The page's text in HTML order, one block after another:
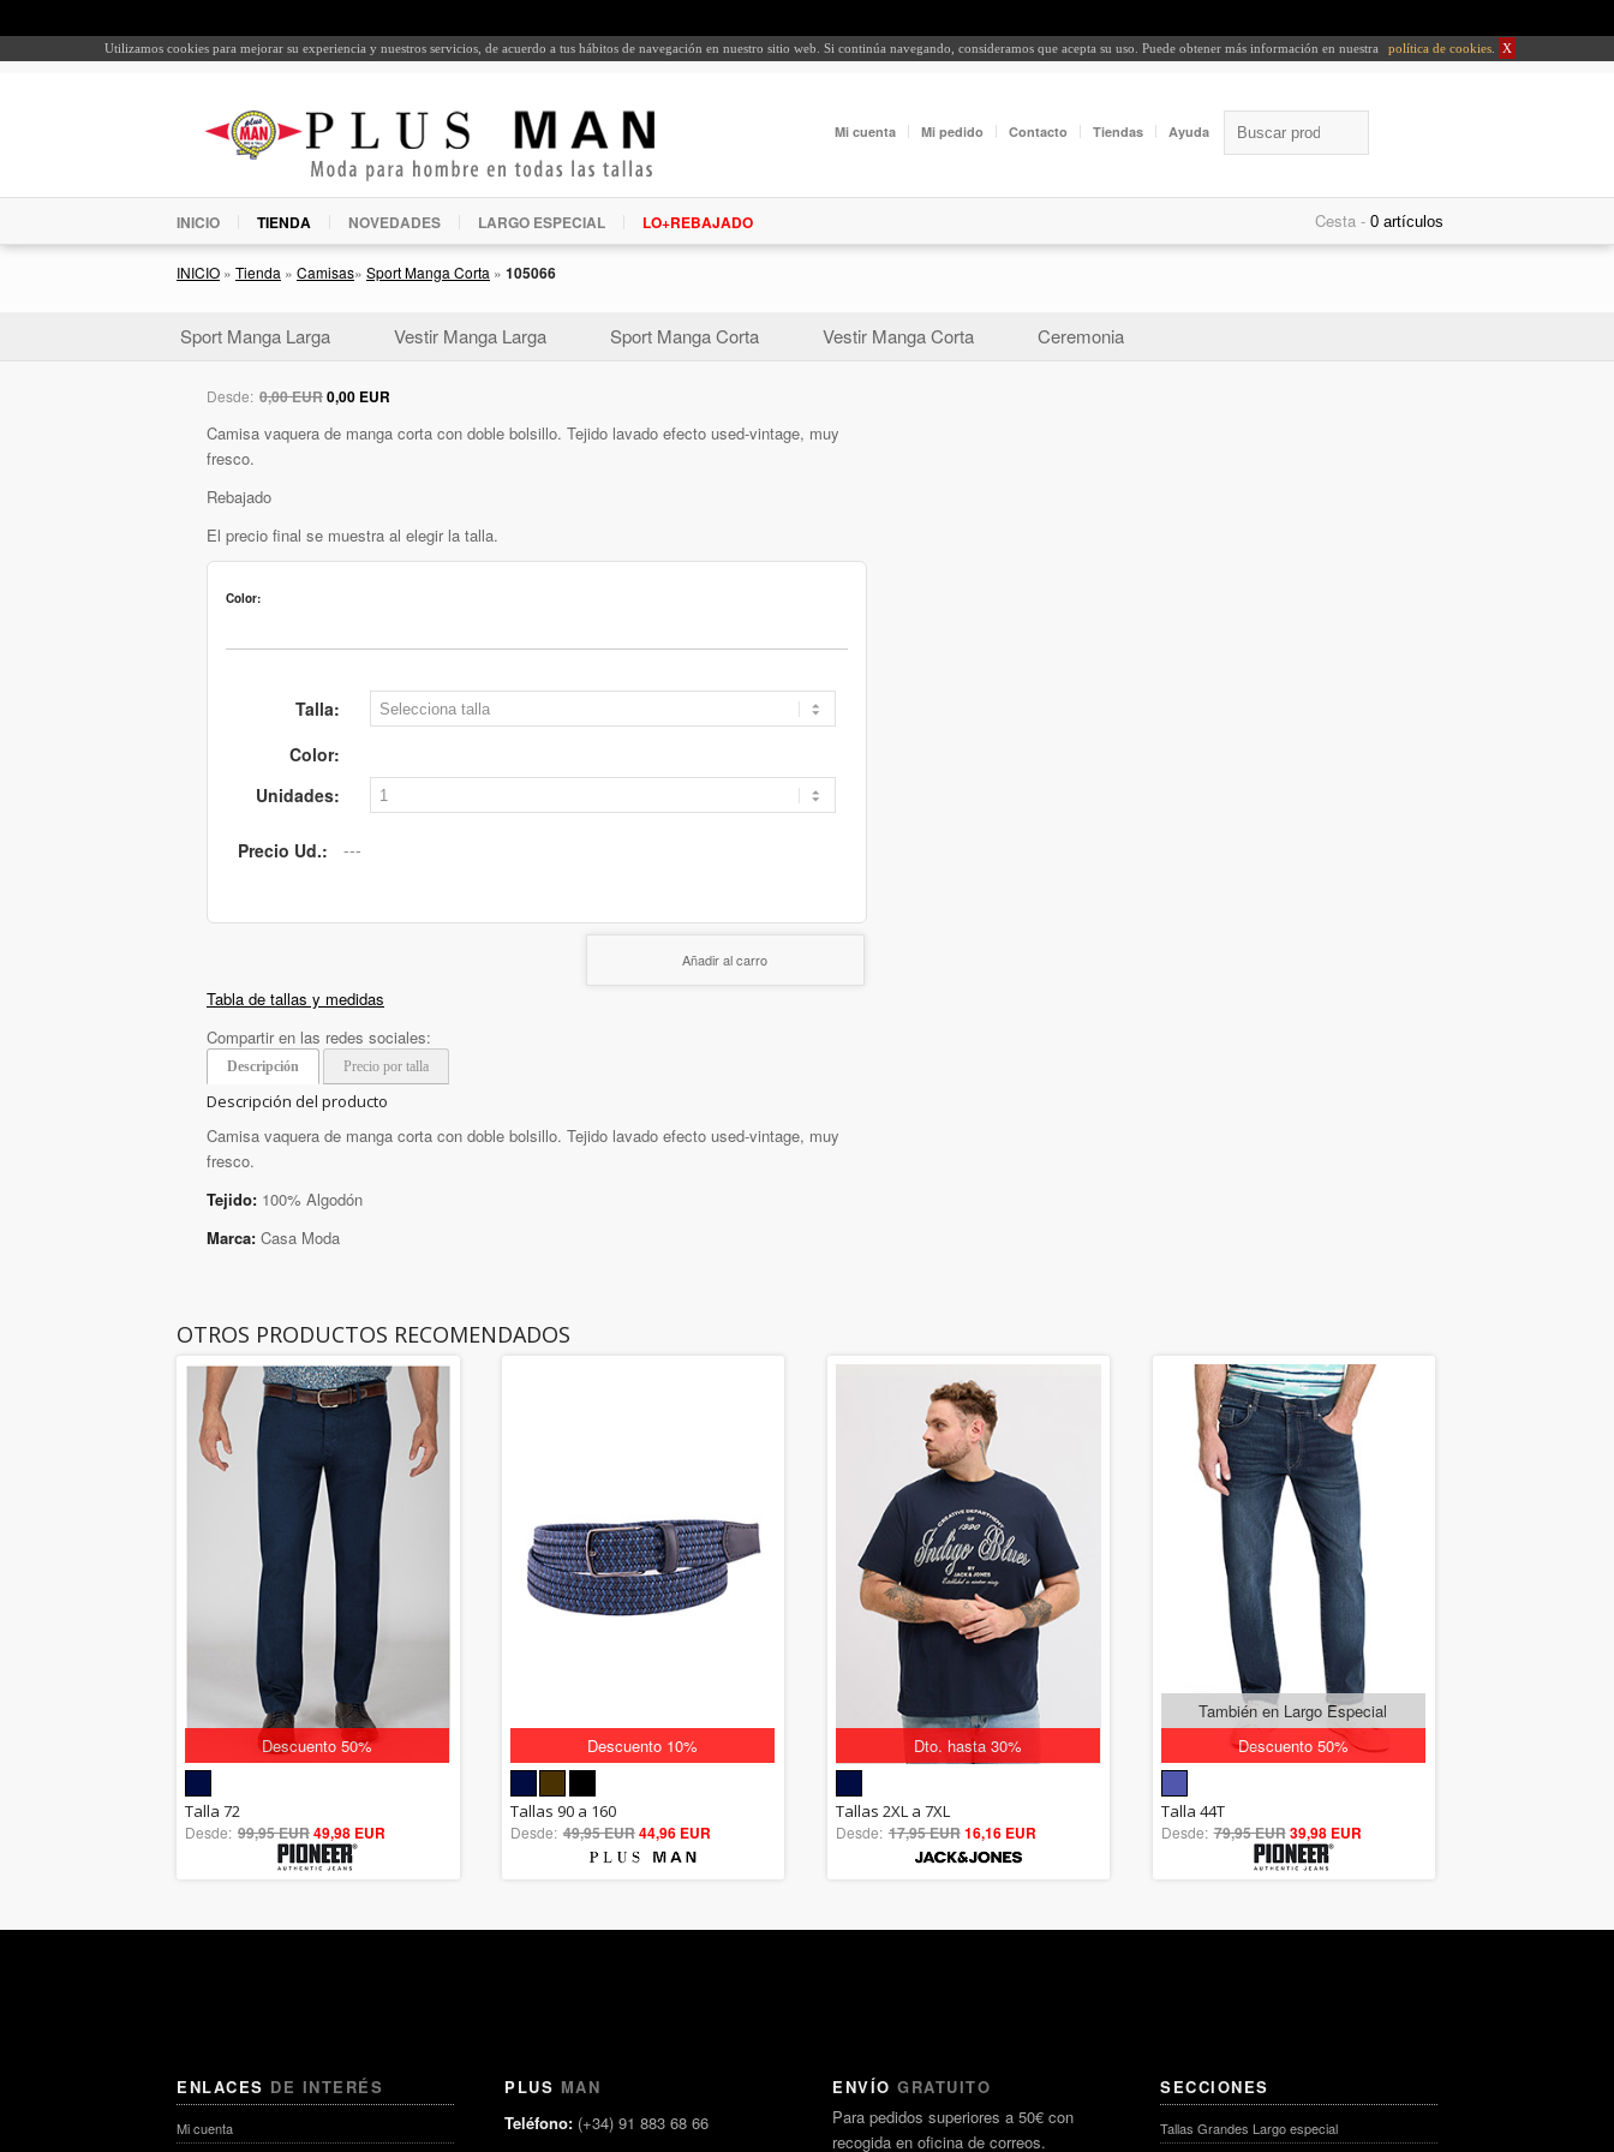
Utilizamos cookies para mejorar su experiencia y nuestros servicios, de acuerdo a tus hábitos de navegación en nuestro sitio web. Si continúa navegando, consideramos que acepta su uso. Puede obtener más información en nuestra política de cookies X
Mi cuenta Mi pedido Contacto Tiendas Ayuda
INICIO TIENDA NOVEDADES LARGO ESPECIAL LO+REBAJADO Cesta -
INICIO » Tienda » Camisas» Sport Manga Corta » 105066
Sport Manga Larga Vestir Manga Larga Sport Manga Corta Vestir Manga Corta Ceremonia
Desde: 0,00 EUR0,00 EUR
Camisa vaquera de manga corta con doble bolsillo. Tejido lavado efecto used-vintage, muy
fresco.
Rebajado
El precio final se muestra al elegir la talla.
Color:
Talla:
Color:
Unidades:
Precio Ud.:
Añadir al carro
Tabla de tallas y medidas
Compartir en las redes sociales:
Descripción Precio por talla
Descripción del producto
Camisa vaquera de manga corta con doble bolsillo. Tejido lavado efecto used-vintage, muy
fresco.
Tejido: 100% Algodón
Marca: Casa Moda
OTROS PRODUCTOS RECOMENDADOS
Descuento 50%
out of 5
Talla 72
Desde: 99,95 EUR49,98 EUR
Descuento 10%
5.00
out of 5
Tallas 90 a 160
Desde: 49,95 EUR44,96 EUR
Dto. hasta 30%
5.00
out of 5
Tallas 2XL a 7XL
Desde: 17,95 EUR16,16 EUR
Descuento 50%
También en Largo Especial
out of 5
Talla 44T
Desde: 79,95 EUR39,98 EUR
ENLACES DE INTERÉS
Mi cuenta
PLUS MAN
Teléfono: (+34) 91 883 68 66
ENVÍO GRATUITO
Para pedidos superiores a 50€ con
recogida en oficina de correos.
SECCIONES
Tallas Grandes Largo especial